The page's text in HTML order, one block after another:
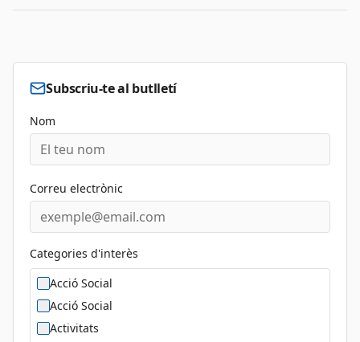
Subscriu-te al butlletí
Nom
Correu electrònic
Categories d'interès
Acció Social
Acció Social
Activitats